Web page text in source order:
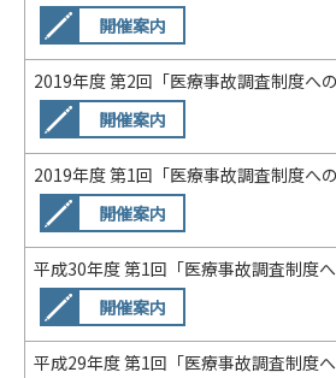
開催案内
2019年度 第2回「医療事故調査制度
開催案内
2019年度 第1回「医療事故調査制度
開催案内
平成30年度 第1回「医療事故調査制度
開催案内
平成29年度 第1回「医療事故調査制度